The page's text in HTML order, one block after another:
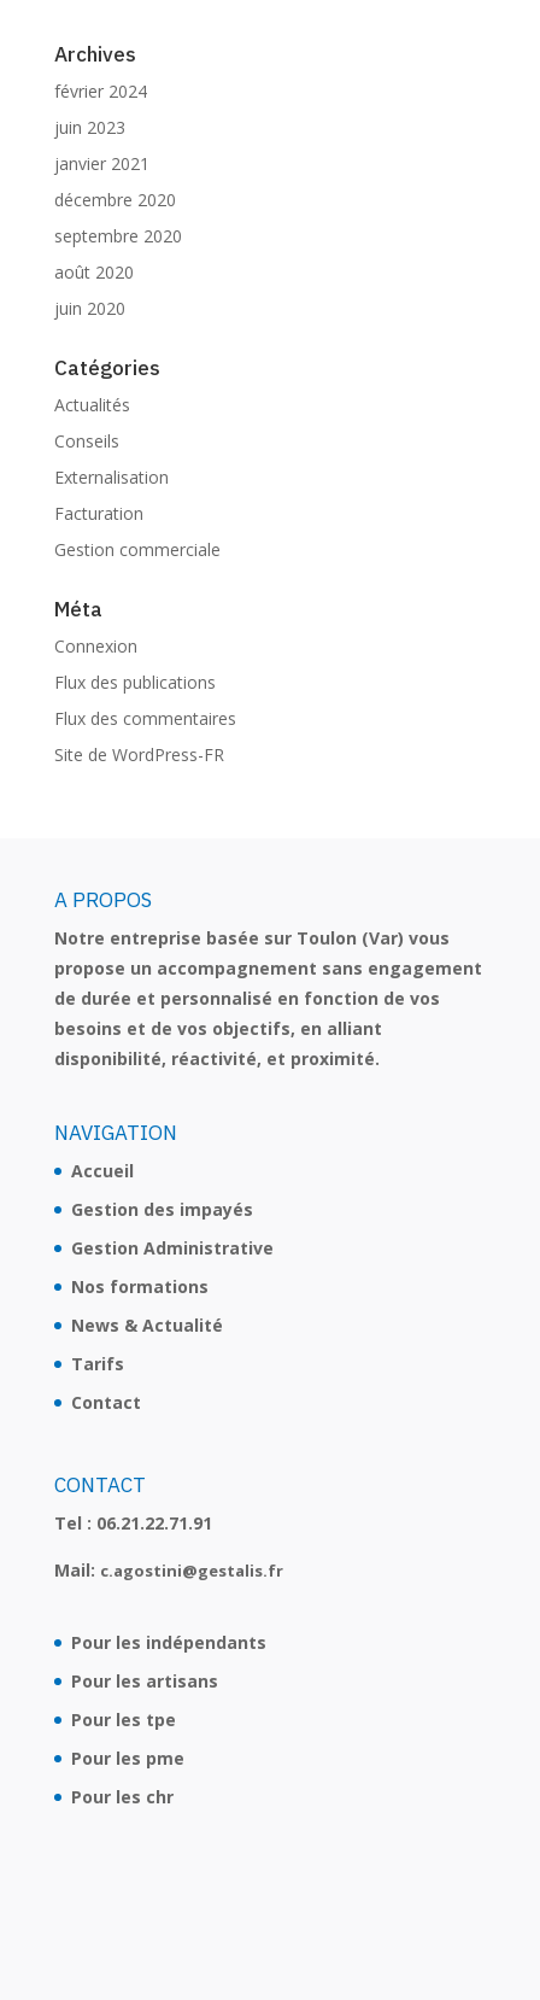
Archives
février 2024
juin 2023
janvier 2021
décembre 2020
septembre 2020
août 2020
juin 2020
Catégories
Actualités
Conseils
Externalisation
Facturation
Gestion commerciale
Méta
Connexion
Flux des publications
Flux des commentaires
Site de WordPress-FR
A PROPOS
Notre entreprise basée sur Toulon (Var) vous
propose un accompagnement sans engagement
de durée et personnalisé en fonction de vos
besoins et de vos objectifs, en alliant
disponibilité, réactivité, et proximité.
NAVIGATION
Accueil
Gestion des impayés
Gestion Administrative
Nos formations
News & Actualité
Tarifs
Contact
CONTACT
Tel : 06.21.22.71.91
Mail: c.agostini@gestalis.fr
Pour les indépendants
Pour les artisans
Pour les tpe
Pour les pme
Pour les chr